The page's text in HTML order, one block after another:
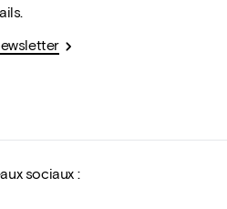
sociaux :